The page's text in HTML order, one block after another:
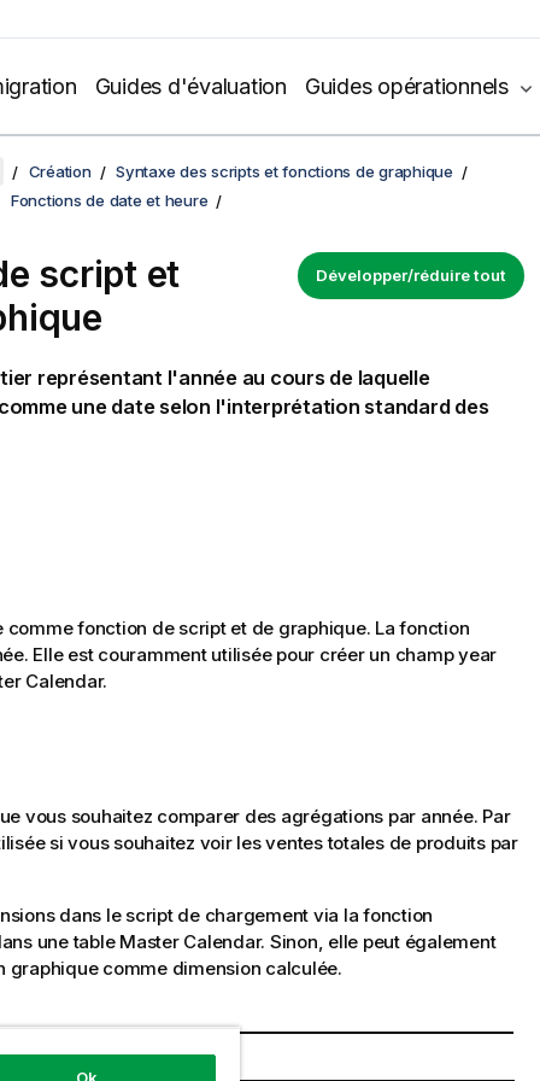
Guides d'évaluation Guides opérationnels
Création
Syntaxe des scripts et fonctions de graphique
Fonctions de date et heure
Développer/réduire tout
script et
représentant l'année au cours de laquelle
une date selon l'interprétation standard des
comme fonction de script et de graphique. La fonction
Elle est couramment utilisée pour créer un champ year
Calendar.
vous souhaitez comparer des agrégations par année. Par
si vous souhaitez voir les ventes totales de produits par
dans le script de chargement via la fonction
une table Master Calendar. Sinon, elle peut également
graphique comme dimension calculée.
Résultat